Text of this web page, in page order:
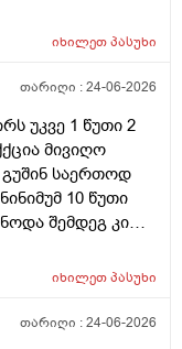
იხილეთპასუხი
თარიღი :24-06-2026
უკვე 1 წუთი 2
მივიღო
გუშინ საერთოდ
10 წუთი
შემდეგ კი
რავქნა
იხილეთპასუხი
თარიღი :24-06-2026